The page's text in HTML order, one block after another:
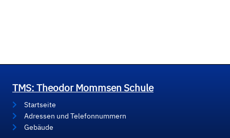
TMS: Theodor Mommsen Schule
Startseite
Adressen und Telefonnummern
Gebäude